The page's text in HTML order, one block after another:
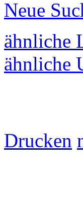
Neue
ähnliche
ähnliche
Drucken